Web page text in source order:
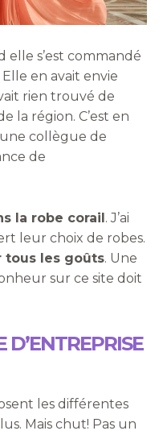
elle s’est commandé
en avait envie
rien trouvé de
la région. C’est en
collègue de
de
la robe corail. J’ai
leur choix de robes.
tous les goûts. Une
sur ce site doit
D’ENTREPRISE
les différentes
Mais chut! Pas un